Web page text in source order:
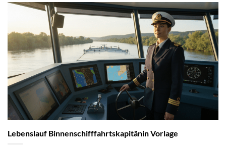
Lebenslauf Binnenschifffahrtskapitänin Vorlage